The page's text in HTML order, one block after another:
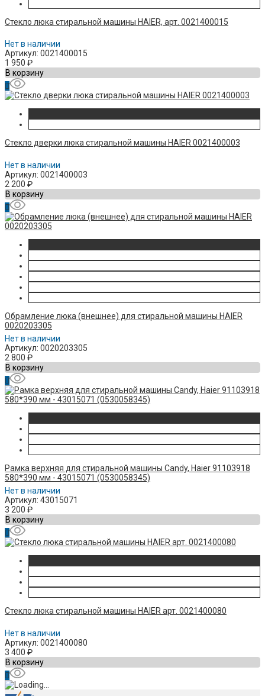
Стекло люка стиральной машины HAIER, арт. 0021400015
Нет в наличии
Артикул: 0021400015
1 950 ₽
В корзину
Стекло дверки люка стиральной машины HAIER 0021400003
Нет в наличии
Артикул: 0021400003
2 200 ₽
В корзину
Обрамление люка (внешнее) для стиральной машины HAIER
0020203305
Нет в наличии
Артикул: 0020203305
2 800 ₽
В корзину
Рамка верхняя для стиральной машины Candy, Haier 91103918
580*390 мм - 43015071 (0530058345)
Нет в наличии
Артикул: 43015071
3 200 ₽
В корзину
Стекло люка стиральной машины HAIER арт. 0021400080
Нет в наличии
Артикул: 0021400080
3 400 ₽
В корзину